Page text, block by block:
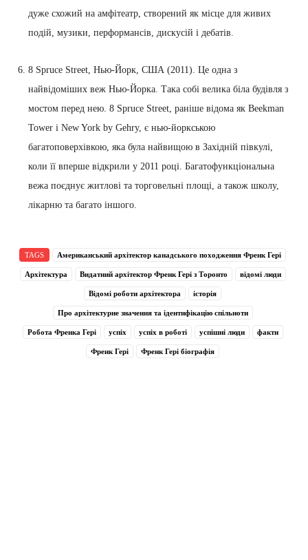
дуже схожий на амфітеатр, створений як місце для живих
подій, музики, перформансів, дискусій і дебатів.
8 Spruce Street, Нью-Йорк, США (2011). Це одна з
найвідоміших веж Нью-Йорка. Така собі велика біла будівля з
мостом перед нею. 8 Spruce Street, раніше відома як Beekman
Tower і New York by Gehry, є нью-йоркською
багатоповерхівкою, яка була найвищою в Західній півкулі,
коли її вперше відкрили у 2011 році. Багатофункціональна
вежа поєднує житлові та торговельні площі, а також школу,
лікарню та багато іншого.
TAGS Американський архітектор канадського походження Френк Гері
Архітектура Видатний архітектор Френк Гері з Торонто відомі люди
Відомі роботи архітектора історія
Про архітектурне значення та ідентифікацію спільноти
Робота Френка Гері успіх успіх в роботі успішні люди факти
Френк Гері Френк Гері біографія